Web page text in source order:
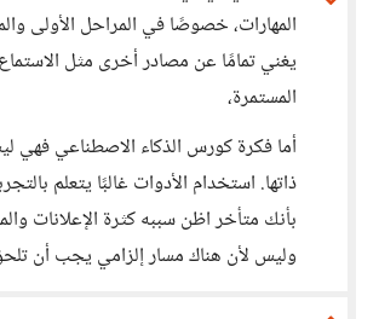
المهارات، خصوصًا في المراحل الأولى
يغني تمامًا عن مصادر أخرى مثل
المستمرة،
أما فكرة كورس الذكاء الاصطناعي
ذاتها. استخدام الأدوات غالبًا يتعلم
بأنك متأخر اظن سببه كثرة الإعلانات
وليس لأن هناك مسار إلزامي يجب أن